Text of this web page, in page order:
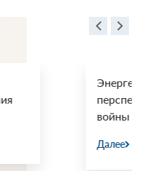
Энергетические
перспективы
войны США и